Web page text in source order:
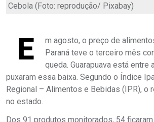
Cebola (Foto: reprodução/ Pixabay)
E
m agosto, o preço de
Paraná teve o terceiro mês
queda. Guarapuava está entre
puxaram essa baixa. Segundo o Índice
Regional – Alimentos e Bebidas (IPR), o
no estado.
Dos 91 produtos monitorados, 54